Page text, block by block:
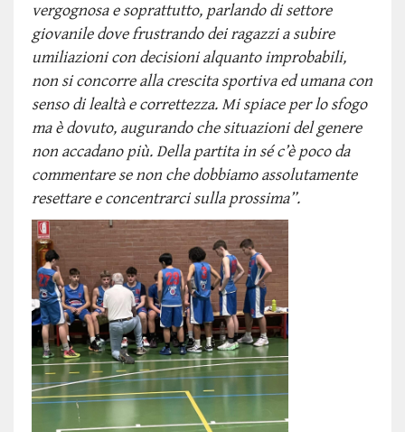
vergognosa e soprattutto, parlando di settore
giovanile dove frustrando dei ragazzi a subire
umiliazioni con decisioni alquanto improbabili,
non si concorre alla crescita sportiva ed umana con
senso di lealtà e correttezza. Mi spiace per lo sfogo
ma è dovuto, augurando che situazioni del genere
non accadano più. Della partita in sé c’è poco da
commentare se non che dobbiamo assolutamente
resettare e concentrarci sulla prossima”.